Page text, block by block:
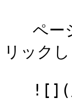
リックし